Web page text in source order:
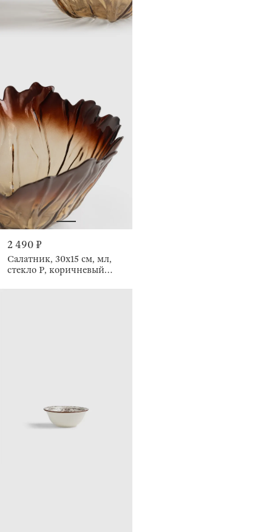
2 490 ₽
Салатник, 30х15 см, мл,
стекло Р, коричневый